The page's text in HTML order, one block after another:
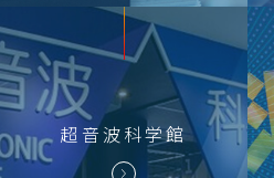
超音波科学館